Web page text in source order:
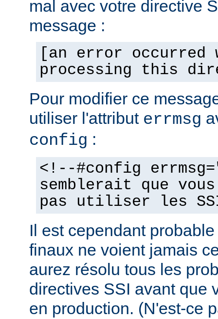
mal avec votre directive
message :
[an error occurred
processing this
Pour modifier ce
utiliser l'attribut errmsg
config :
<!--#config
semblerait que
pas utiliser les
Il est cependant
finaux ne voient jamais
aurez résolu tous les
directives SSI avant que
en production. (N'est-ce